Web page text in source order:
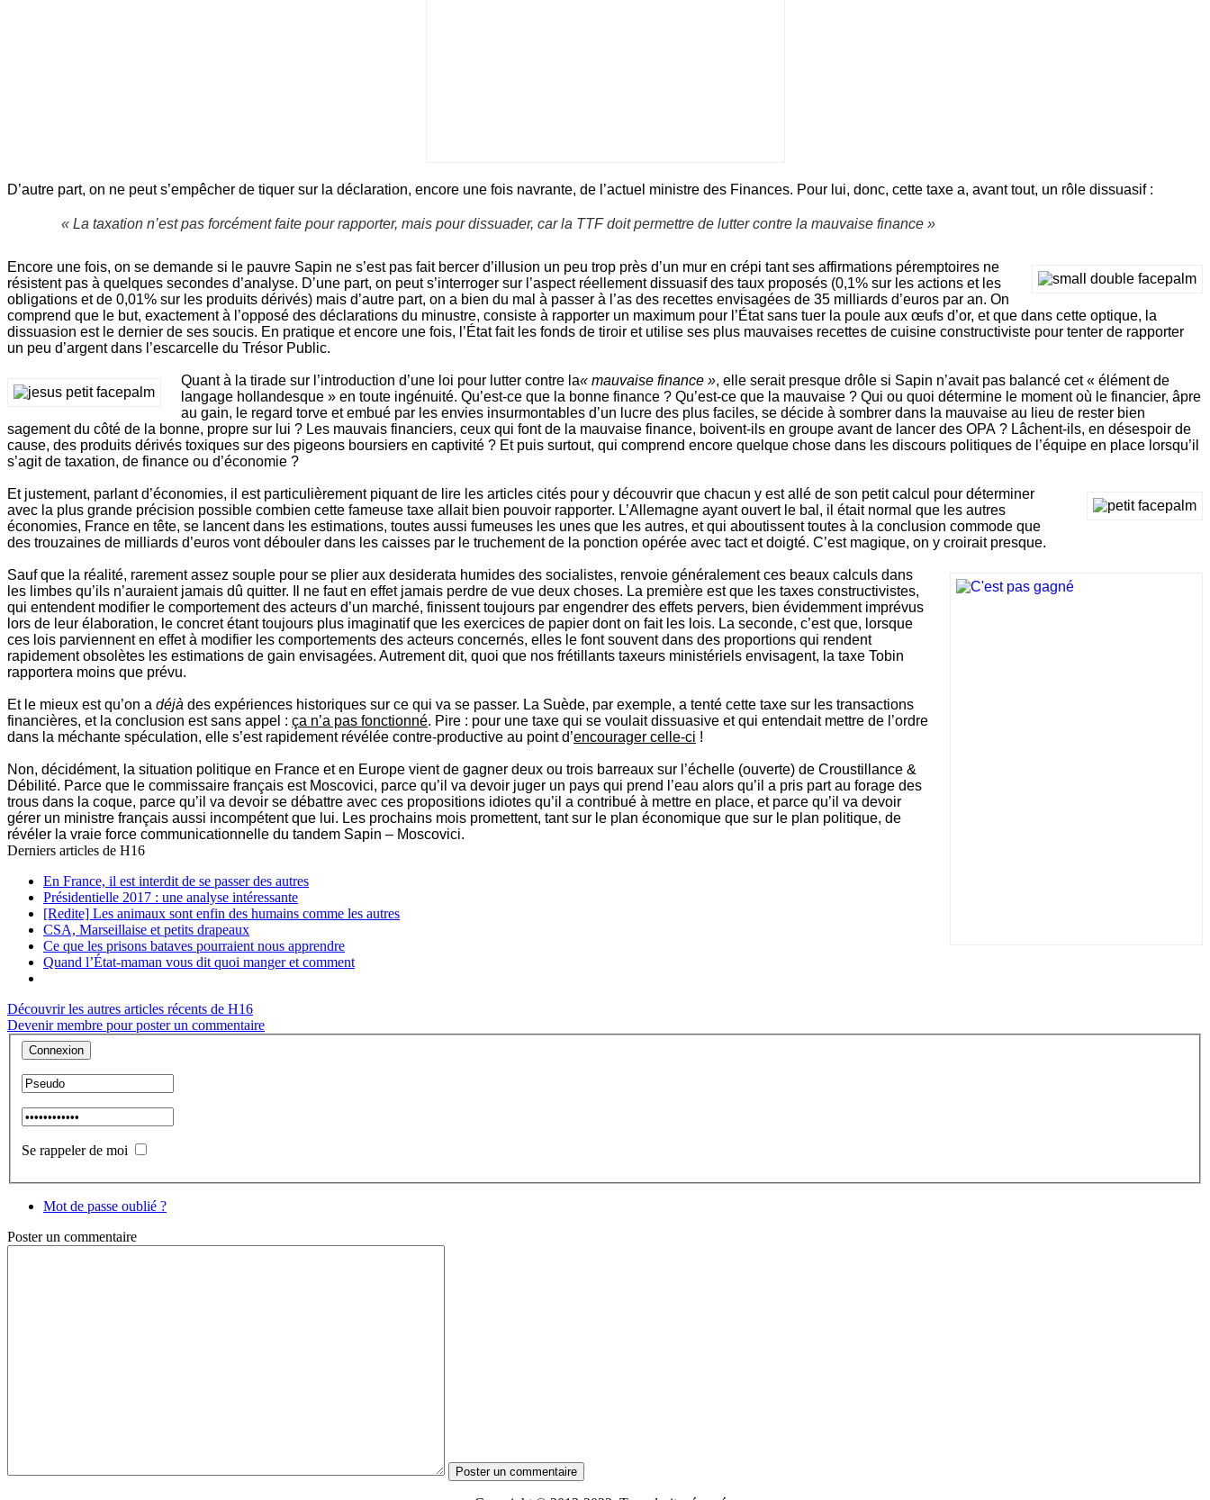
D’autre part, on ne peut s’empêcher de tiquer sur la déclaration, encore une fois navrante, de l’actuel ministre des Finances. Pour lui, donc, cette taxe a, avant tout, un rôle dissuasif :
« La taxation n’est pas forcément faite pour rapporter, mais pour dissuader, car la TTF doit permettre de lutter contre la mauvaise finance »
Encore une fois, on se demande si le pauvre Sapin ne s’est pas fait bercer d’illusion un peu trop près d’un mur en crépi tant ses affirmations péremptoires ne
résistent pas à quelques secondes d’analyse. D’une part, on peut s’interroger sur l’aspect réellement dissuasif des taux proposés (0,1% sur les actions et les
obligations et de 0,01% sur les produits dérivés) mais d’autre part, on a bien du mal à passer à l’as des recettes envisagées de 35 milliards d’euros par an. On
comprend que le but, exactement à l’opposé des déclarations du minustre, consiste à rapporter un maximum pour l’État sans tuer la poule aux œufs d’or, et que dans cette optique, la
dissuasion est le dernier de ses soucis. En pratique et encore une fois, l’État fait les fonds de tiroir et utilise ses plus mauvaises recettes de cuisine constructiviste pour tenter de rapporter
un peu d’argent dans l’escarcelle du Trésor Public.
Quant à la tirade sur l’introduction d’une loi pour lutter contre la« mauvaise finance », elle serait presque drôle si Sapin n’avait pas balancé cet « élément de
langage hollandesque » en toute ingénuité. Qu’est-ce que la bonne finance ? Qu’est-ce que la mauvaise ? Qui ou quoi détermine le moment où le financier, âpre
au gain, le regard torve et embué par les envies insurmontables d’un lucre des plus faciles, se décide à sombrer dans la mauvaise au lieu de rester bien
sagement du côté de la bonne, propre sur lui ? Les mauvais financiers, ceux qui font de la mauvaise finance, boivent-ils en groupe avant de lancer des OPA ? Lâchent-ils, en désespoir de
cause, des produits dérivés toxiques sur des pigeons boursiers en captivité ? Et puis surtout, qui comprend encore quelque chose dans les discours politiques de l’équipe en place lorsqu’il
s’agit de taxation, de finance ou d’économie ?
Et justement, parlant d’économies, il est particulièrement piquant de lire les articles cités pour y découvrir que chacun y est allé de son petit calcul pour déterminer
avec la plus grande précision possible combien cette fameuse taxe allait bien pouvoir rapporter. L’Allemagne ayant ouvert le bal, il était normal que les autres
économies, France en tête, se lancent dans les estimations, toutes aussi fumeuses les unes que les autres, et qui aboutissent toutes à la conclusion commode que
des trouzaines de milliards d’euros vont débouler dans les caisses par le truchement de la ponction opérée avec tact et doigté. C’est magique, on y croirait presque.
Sauf que la réalité, rarement assez souple pour se plier aux desiderata humides des socialistes, renvoie généralement ces beaux calculs dans
les limbes qu’ils n’auraient jamais dû quitter. Il ne faut en effet jamais perdre de vue deux choses. La première est que les taxes constructivistes,
qui entendent modifier le comportement des acteurs d’un marché, finissent toujours par engendrer des effets pervers, bien évidemment imprévus
lors de leur élaboration, le concret étant toujours plus imaginatif que les exercices de papier dont on fait les lois. La seconde, c’est que, lorsque
ces lois parviennent en effet à modifier les comportements des acteurs concernés, elles le font souvent dans des proportions qui rendent
rapidement obsolètes les estimations de gain envisagées. Autrement dit, quoi que nos frétillants taxeurs ministériels envisagent, la taxe Tobin
rapportera moins que prévu.
Et le mieux est qu’on a déjà des expériences historiques sur ce qui va se passer. La Suède, par exemple, a tenté cette taxe sur les transactions
financières, et la conclusion est sans appel : ça n’a pas fonctionné. Pire : pour une taxe qui se voulait dissuasive et qui entendait mettre de l’ordre
dans la méchante spéculation, elle s’est rapidement révélée contre-productive au point d’encourager celle-ci !
Non, décidément, la situation politique en France et en Europe vient de gagner deux ou trois barreaux sur l’échelle (ouverte) de Croustillance &
Débilité. Parce que le commissaire français est Moscovici, parce qu’il va devoir juger un pays qui prend l’eau alors qu’il a pris part au forage des
trous dans la coque, parce qu’il va devoir se débattre avec ces propositions idiotes qu’il a contribué à mettre en place, et parce qu’il va devoir
gérer un ministre français aussi incompétent que lui. Les prochains mois promettent, tant sur le plan économique que sur le plan politique, de
révéler la vraie force communicationnelle du tandem Sapin – Moscovici.
Derniers articles de H16
En France, il est interdit de se passer des autres
Présidentielle 2017 : une analyse intéressante
[Redite] Les animaux sont enfin des humains comme les autres
CSA, Marseillaise et petits drapeaux
Ce que les prisons bataves pourraient nous apprendre
Quand l’État-maman vous dit quoi manger et comment
Découvrir les autres articles récents de H16
Devenir membre pour poster un commentaire
Se rappeler de moi
Mot de passe oublié ?
Posterun commentaire